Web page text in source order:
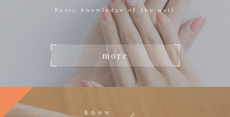
Basic knowledge of the nail
more
Know